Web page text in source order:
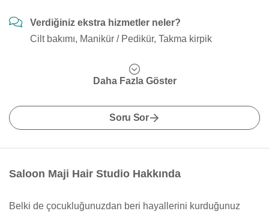
Verdiğiniz ekstra hizmetler neler?
Cilt bakımı, Manikür / Pedikür, Takma kirpik
Daha Fazla Göster
Soru Sor
Saloon Maji Hair Studio Hakkında
Belki de çocukluğunuzdan beri hayallerini kurduğunuz